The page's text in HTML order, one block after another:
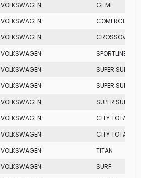
VOLKSWAGEN
GL MI
VOLKSWAGEN
COMERCIAL
VOLKSWAGEN
CROSSOVER
VOLKSWAGEN
SPORTLINE
VOLKSWAGEN
SUPER SURF
VOLKSWAGEN
SUPER SURF
VOLKSWAGEN
SUPER SURF
VOLKSWAGEN
CITY TOTAL
VOLKSWAGEN
CITY TOTAL
VOLKSWAGEN
TITAN
VOLKSWAGEN
SURF